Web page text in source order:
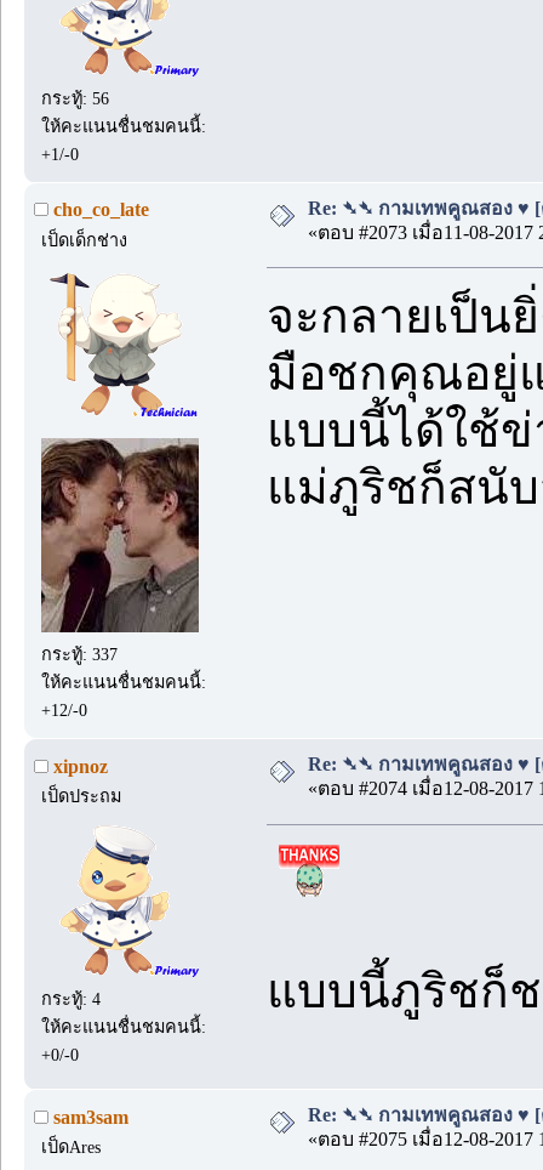
กระทู้: 56
ให้คะแนนชื่นชมคนนี้:
+1/-0
cho_co_late
เป็ดเด็กช่าง
กระทู้: 337
ให้คะแนนชื่นชมคนนี้:
+12/-0
Re: ➴➴ กามเทพคูณสอง ♥ [
«ตอบ #2073 เมื่อ11-08-2017
จะกลายเป็น
มือชกคุณอยู่
แบบนี้ได้ใช้
แม่ภูริชก็สนั
xipnoz
เป็ดประถม
กระทู้: 4
ให้คะแนนชื่นชมคนนี้:
+0/-0
Re: ➴➴ กามเทพคูณสอง ♥ [
«ตอบ #2074 เมื่อ12-08-2017
แบบนี้ภูริชก็ช
sam3sam
เป็ดAres
Re: ➴➴ กามเทพคูณสอง ♥ [
«ตอบ #2075 เมื่อ12-08-2017